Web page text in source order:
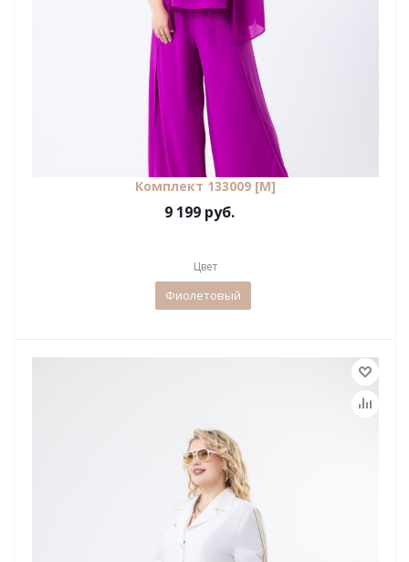
Комплект 133009 [М]
9 199 руб.
Цвет
Фиолетовый